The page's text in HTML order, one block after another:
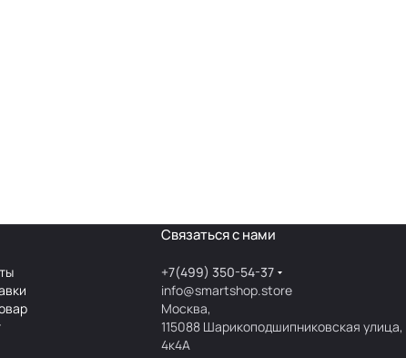
Связаться с нами
+7(499) 350-54-37
info@smartshop.store
Москва,
115088 Шарикоподшипниковская улица,
4к4А